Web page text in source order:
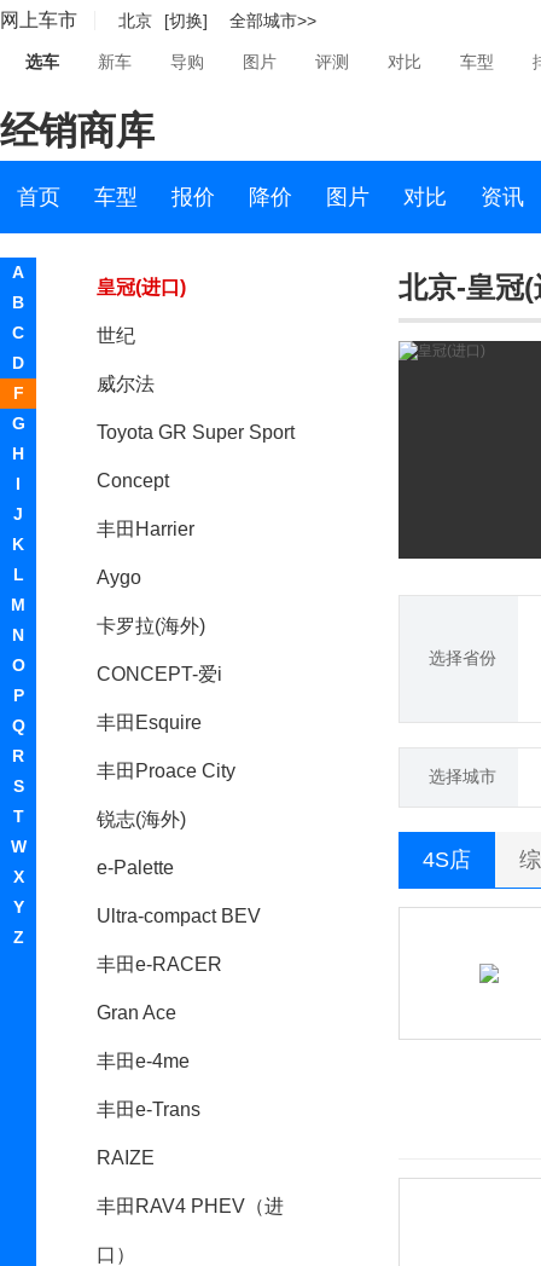
网上车市 北京 [切换] 全部城市>>
选车 新车 导购 图片 评测 对比 车型
经销商库
首页 车型 报价 降价 图片 对比 资讯
A
B
C
D
F
G
H
I
J
K
L
M
N
O
P
Q
R
S
T
W
X
Y
Z
GR HV SPORTS概念车
Tj Cruiser
Supra
皇冠(进口)
世纪
威尔法
Toyota GR Super Sport
Concept
丰田Harrier
Aygo
卡罗拉(海外)
CONCEPT-爱i
丰田Esquire
丰田Proace City
锐志(海外)
e-Palette
Ultra-compact BEV
丰田e-RACER
Gran Ace
丰田e-4me
丰田e-Trans
RAIZE
丰田RAV4 PHEV（进
口）
北京-皇冠(
选择省份
选择城市
4S店